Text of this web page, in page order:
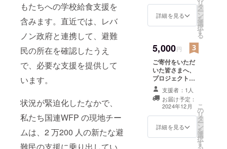
もたちへの学校給食支援を
含みます。直近では、レバ
ノン政府と連携して、避難
民の所在を確認したうえ
で、必要な支援を提供して
います。
状況が緊迫化したなかで、
私たち国連WFP の現地チー
ムは、2 万200 人の新たな避
難民の支援に乗り出してい
かについて、心
からの感謝を込
円/5,000
円/10,000
円/50,000
円/100,000円の
リターンは同じ
内容です。 ※領
収書が不要の方
は、その旨を備
お願い申し上げ
ます。
詳細を見る
リ
タ
ー
ン
を
選
択
す
る
5,000円
ご寄付をいただ
いた皆さまへ、
プロジェクトの
進捗状況と成
果、そして、皆
さまの支援がど
う生かされたの
かについて、心
からの感謝を込
支援者：1人
お届け予定：
2024年12月
詳細を見る
こ
の
リ
タ
ー
ン
を
選
択
す
る